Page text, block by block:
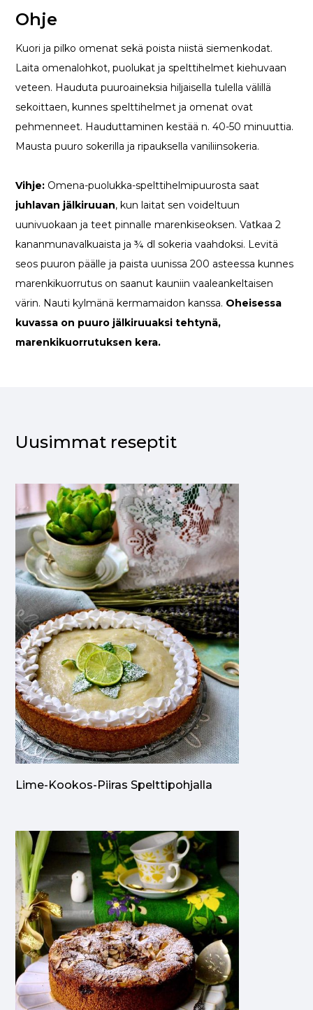
Ohje
Kuori ja pilko omenat sekä poista niistä siemenkodat.
Laita omenalohkot, puolukat ja spelttihelmet kiehuvaan
veteen. Hauduta puuroaineksia hiljaisella tulella välillä
sekoittaen, kunnes spelttihelmet ja omenat ovat
pehmenneet. Hauduttaminen kestää n. 40-50 minuuttia.
Mausta puuro sokerilla ja ripauksella vaniliinsokeria.
Vihje: Omena-puolukka-spelttihelmipuurosta saat
juhlavan jälkiruuan, kun laitat sen voideltuun
uunivuokaan ja teet pinnalle marenkiseoksen. Vatkaa 2
kananmunavalkuaista ja ¾ dl sokeria vaahdoksi. Levitä
seos puuron päälle ja paista uunissa 200 asteessa kunnes
marenkikuorrutus on saanut kauniin vaaleankeltaisen
värin. Nauti kylmänä kermamaidon kanssa. Oheisessa
kuvassa on puuro jälkiruuaksi tehtynä,
marenkikuorrutuksen kera.
Uusimmat reseptit
Lime-Kookos-Piiras Spelttipohjalla